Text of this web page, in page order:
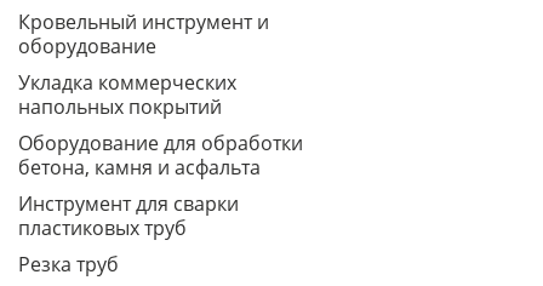
Кровельный инструмент и
оборудование
Укладка коммерческих
напольных покрытий
Оборудование для обработки
бетона, камня и асфальта
Инструмент для сварки
пластиковых труб
Резка труб